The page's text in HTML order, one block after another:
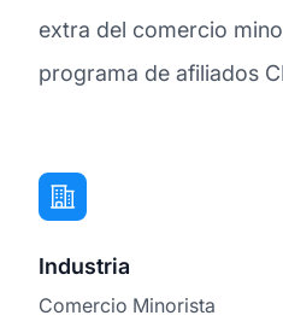
extra del comercio
programa de afiliados
Industria
Comercio Minorista